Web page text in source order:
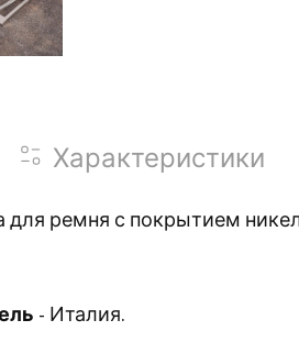
Характеристики
для ремня с покрытием
- Италия.